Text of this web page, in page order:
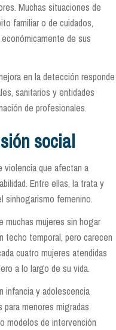
Muchas situaciones de
familiar o de cuidados,
de sus
en la detección responde
sanitarios y entidades
de profesionales.
social
violencia que afectan a
Entre ellas, la trata y
sinhogarismo femenino.
muchas mujeres sin hogar
techo temporal, pero carecen
cuatro mujeres atendidas
a lo largo de su vida.
infancia y adolescencia
menores migradas
modelos de intervención